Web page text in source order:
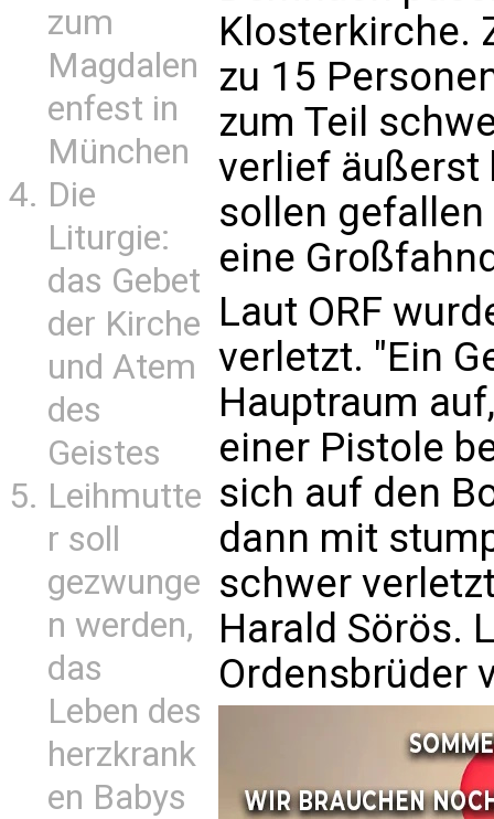
zum
Magdalen
enfest in
München
Die
Liturgie:
das Gebet
der Kirche
und Atem
des
Geistes
Leihmutte
r soll
gezwunge
n werden,
das
Leben des
herzkrank
en Babys
Klosterkirche.
zu 15
zum Teil
verlief äußerst
sollen
eine
Laut ORF
verletzt. "Ein
Hauptraum
einer Pistole
sich auf den
dann mit
schwer
Harald Sörös.
Ordensbrüder